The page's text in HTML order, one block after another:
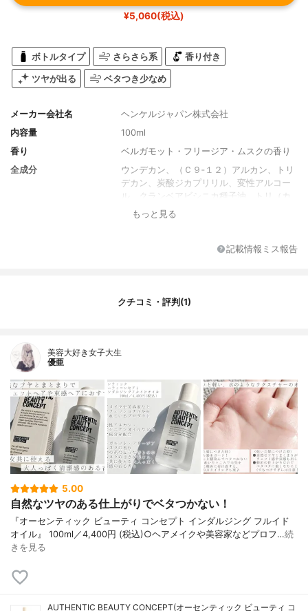
¥5,060(税込)
ボトルタイプ さらさら系 香り付き
ツヤが出る ベタつき少なめ
メーカー会社名
ヘンケルジャパン株式会社
内容量
100ml
香り
ベルガモット・フリージア・ムスクの香り
全成分
ウンデカン、（Ｃ９‐１２）アルカン、トリ
デカン、炭酸ジカプリリル、変性アルコー
ル、クランベアビシニカ種子油、トリ（カ
プリル酸／カプリン酸）グリセリル、香料
もっと見る
記載情報ミス報告
クチコミ・評判(1)
美容大好き女子大生
優亜
5.00
自然なツヤのある仕上がりでベタつかない！
『オーセンティック ビューティ コンセプト インダルジング フルイド
オイル』 100ml／4,400円 (税込)○ヘアメイクや美容家などプロフ…続
きを見る
AUTHENTIC BEAUTY CONCEPT(オーセンティック ビューティ コ